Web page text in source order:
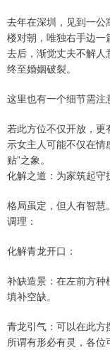
去年在深圳，见到一
楼对朝，唯独右手边
去后，渐觉丈夫不解人
终至婚姻破裂。
这里也有一个细节需注
若此方位不仅开放，
示女主人可能不仅在情
贴”之象。
化解之道：为家筑起守
格局虽定，但人有智
调理：
化解青龙开口：
补缺造景：在左前方
填补空缺。
青龙引气：可以在此方
所谓有形必有灵，各位